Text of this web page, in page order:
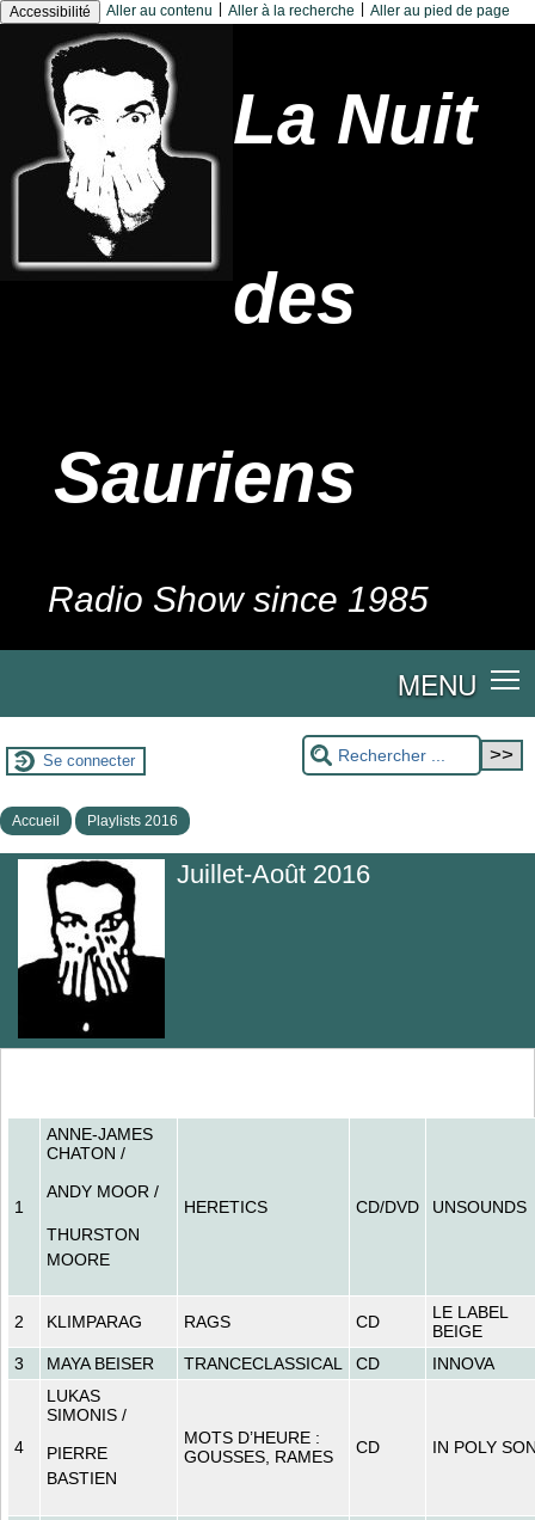
Accessibilité Aller au contenu Aller à la recherche Aller au pied de page
La Nuit
des
Sauriens
Radio Show since 1985
MENU
Se connecter
Accueil Playlists 2016
Juillet-Août 2016
1
ANNE-JAMES
CHATON /
ANDY MOOR /
THURSTON
MOORE
HERETICS CD/DVD UNSOUNDS
2 KLIMPARAG RAGS CD
LE LABEL
BEIGE
3
MAYA BEISER TRANCECLASSICAL CD INNOVA
4
LUKAS
SIMONIS /
PIERRE
BASTIEN
MOTS D’HEURE :
GOUSSES, RAMES
CD IN POLY